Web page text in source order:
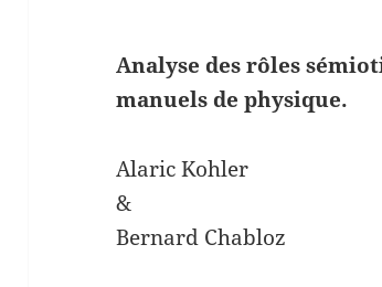
Analyse des rôles
manuels de physique.
Alaric Kohler
&
Bernard Chabloz